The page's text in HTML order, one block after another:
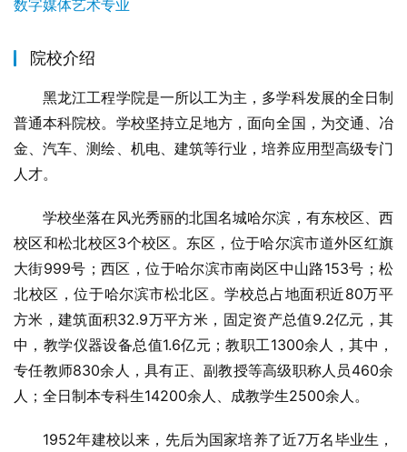
数字媒体艺术专业
院校介绍
黑龙江工程学院是一所以工为主，多学科发展的全日制
普通本科院校。学校坚持立足地方，面向全国，为交通、冶
金、汽车、测绘、机电、建筑等行业，培养应用型高级专门
人才。
学校坐落在风光秀丽的北国名城哈尔滨，有东校区、西
校区和松北校区3个校区。东区，位于哈尔滨市道外区红旗
大街999号；西区，位于哈尔滨市南岗区中山路153号；松
北校区，位于哈尔滨市松北区。学校总占地面积近80万平
方米，建筑面积32.9万平方米，固定资产总值9.2亿元，其
中，教学仪器设备总值1.6亿元；教职工1300余人，其中，
专任教师830余人，具有正、副教授等高级职称人员460余
人；全日制本专科生14200余人、成教学生2500余人。
1952年建校以来，先后为国家培养了近7万名毕业生，